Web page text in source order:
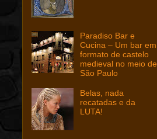
Paradiso Bar e
Cucina – Um bar em
formato de castelo
medieval no meio de
São Paulo
Belas, nada
recatadas e da
LUTA!